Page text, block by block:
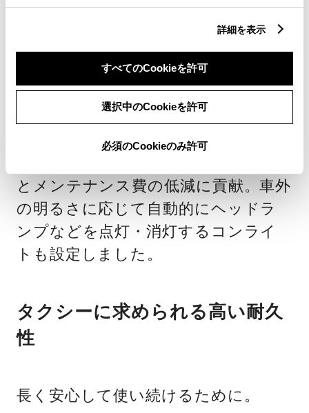
詳細を表示
すべてのCookieを許可
選択中のCookieを許可
必須のCookieのみ許可
ヘッドランプ・リヤコンビネーショ
ンランプともに、アウターレンズの
みの交換が可能な構造とすることで、
レンズ破損時の交換費用の低減を図り
ました。また、省エネかつランプ寿
とメンテナンス費の低減に貢献。車外
の明るさに応じて自動的にヘッドラ
ンプなどを点灯・消灯するコンライ
トも設定しました。
タクシーに求められる高い耐久
性
長く安心して使い続けるために。